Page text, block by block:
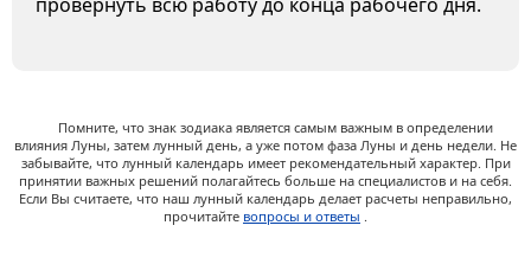
Помните, что знак зодиака является самым важным в определении
влияния Луны, затем лунный день, а уже потом фаза Луны и день недели. Не
забывайте, что лунный календарь имеет рекомендательный характер. При
принятии важных решений полагайтесь больше на специалистов и на себя.
Если Вы считаете, что наш лунный календарь делает расчеты неправильно,
прочитайте вопросы и ответы .